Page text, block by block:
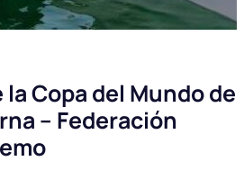
Copa del Mundo de
– Federación